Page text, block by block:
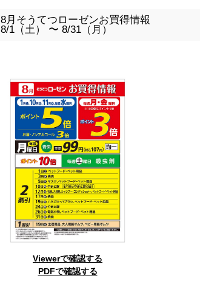
8月そうてつローゼンお買得情報
8/1（土） 〜 8/31（月）
Viewerで確認する
PDFで確認する